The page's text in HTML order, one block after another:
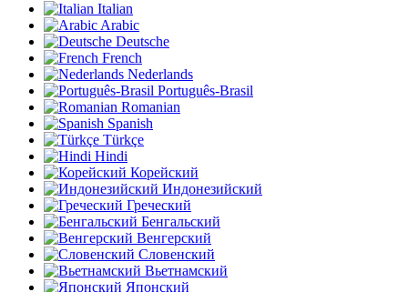
Italian
Arabic
Deutsche
French
Nederlands
Português-Brasil
Romanian
Spanish
Türkçe
Hindi
Корейский
Индонезийский
Греческий
Бенгальский
Венгерский
Словенский
Вьетнамский
Японский